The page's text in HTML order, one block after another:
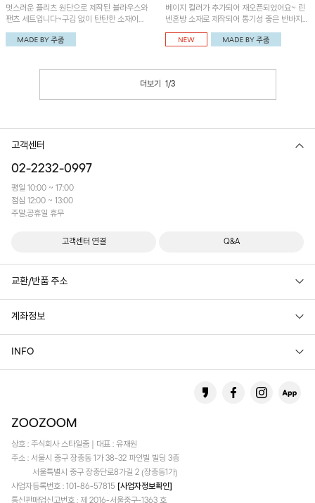
멋스러운 플리츠 원단으로 제작된 블라우스와
팬츠 세트입니다~구김 없이 탄탄한 소재이며
여유로운 핏으로 편안한 착용감이에요!
베이지 컬러가 추가되어 재오픈되었어요~ 린
넨혼방 소재로 제작되어 통기성 좋은 반바지입
니다~ 뒷밴딩으로 편안하며 깔끔한 디자인으
로 다양한 코디에 활용가능! 세일러카라 나시
더보기 1/3
고객센터
02-2232-0997
평일 10:00 ~ 17:00
점심 12:00 ~ 13:00
주말,공휴일 휴무
고객센터 연결 Q&A
교환/반품 주소
계좌정보
INFO
상호 : 주식회사 스타일줌 | 대표 : 유재원
주소 : 서울시 중구 장충동 1가 38-32 파인빌 빌딩 3층
서울특별시 중구 장충단로8가길 2 (장충동1가)
사업자등록번호 : 101-86-57815
[사업자정보확인]
통신판매업신고번호 : 제 2016-서울중구-1363 호